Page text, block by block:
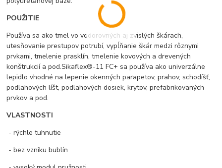
POUŽITIE
Používa sa ako tmel vo vodorovných aj zvislých škárach,
utesňovanie prestupov potrubí, vypĺňanie škár medzi rôznymi
prvkami, tmelenie prasklín, tmelenie kovových a drevených
konštrukcií a pod.Sikaflex®-11 FC+ sa používa ako univerzálne
lepidlo vhodné na lepenie okenných parapetov, prahov, schodíšť,
podlahových líšt, podlahových dosiek, krytov, prefabrikovaných
prvkov a pod.
VLASTNOSTI
- rýchle tuhnutie
- bez vzniku bublín